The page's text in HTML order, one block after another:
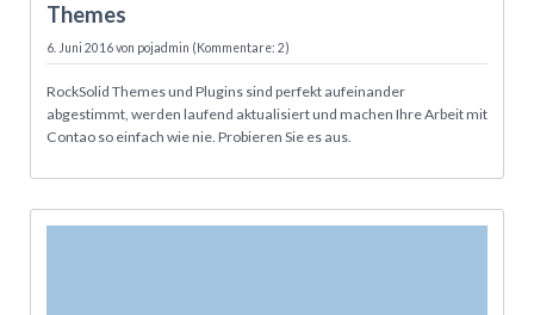
Themes
6. Juni 2016von pojadmin (Kommentare: 2)
RockSolid Themes und Plugins sind perfekt aufeinander
abgestimmt, werden laufend aktualisiert und machen Ihre Arbeit mit
Contao so einfach wie nie. Probieren Sie es aus.